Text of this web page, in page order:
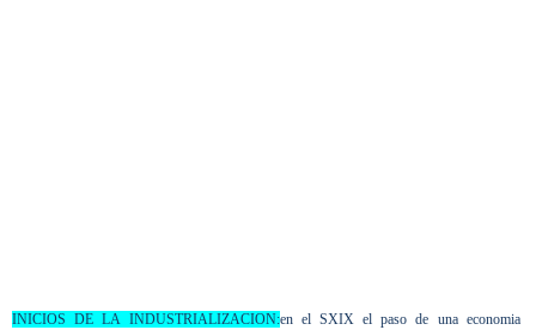
INICIOS DE LA INDUSTRIALIZACION:en el SXIX el paso de una economia